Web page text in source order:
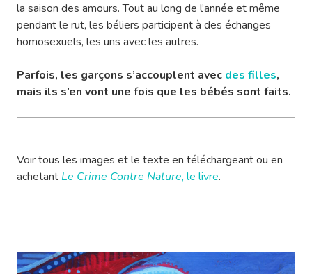
la saison des amours. Tout au long de l’année et même
pendant le rut, les béliers participent à des échanges
homosexuels, les uns avec les autres.
Parfois, les garçons s’accouplent avec des filles,
mais ils s’en vont une fois que les bébés sont faits.
Voir tous les images et le texte en téléchargeant ou en
achetant Le Crime Contre Nature, le livre.